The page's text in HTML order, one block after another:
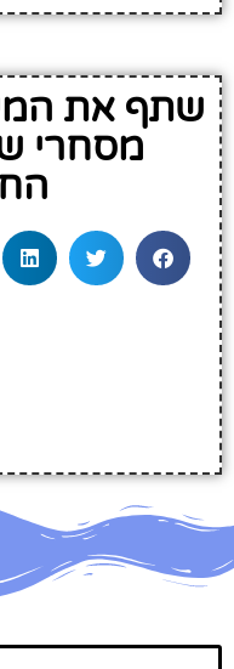
שתף את
מסחרי